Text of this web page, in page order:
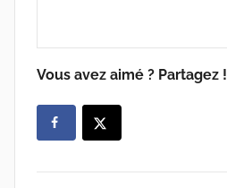
Vous avez aimé ? Partagez !